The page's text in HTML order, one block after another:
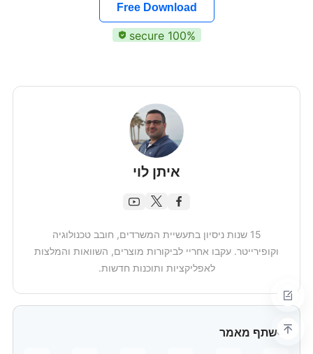
שתף מאמר
Free Download
100% secure
איתן לוי
15 שנות ניסיון בתעשיית המשרדים, חובב טכנולוגיה
וקופירייטר. עקבו אחריי לביקורות מוצרים, השוואות והמלצות
לאפליקציות ותוכנות חדשות.